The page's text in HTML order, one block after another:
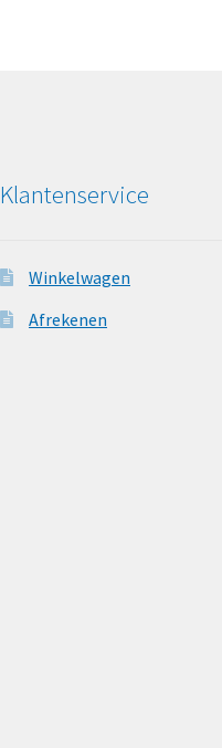
Klantenservice
Winkelwagen
Afrekenen